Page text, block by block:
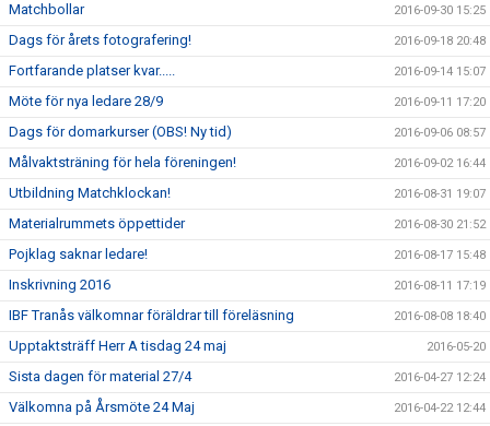
Matchbollar 2016-09-30 15:25
Dags för årets fotografering! 2016-09-18 20:48
Fortfarande platser kvar..... 2016-09-14 15:07
Möte för nya ledare 28/9 2016-09-11 17:20
Dags för domarkurser (OBS! Ny tid) 2016-09-06 08:57
Målvaktsträning för hela föreningen! 2016-09-02 16:44
Utbildning Matchklockan! 2016-08-31 19:07
Materialrummets öppettider 2016-08-30 21:52
Pojklag saknar ledare! 2016-08-17 15:48
Inskrivning 2016 2016-08-11 17:19
IBF Tranås välkomnar föräldrar till föreläsning 2016-08-08 18:40
Upptaktsträff Herr A tisdag 24 maj 2016-05-20
Sista dagen för material 27/4 2016-04-27 12:24
Välkomna på Årsmöte 24 Maj 2016-04-22 12:44